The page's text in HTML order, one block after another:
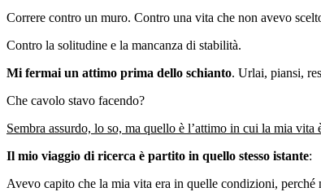
Correre contro un muro. Contro una vita che non avevo
Contro la solitudine e la mancanza di stabilità.
Mi fermai un attimo prima dello schianto. Urlai, piansi,
Che cavolo stavo facendo?
Sembra assurdo, lo so, ma quello è l’attimo in cui la mia vita
Il mio viaggio di ricerca è partito in quello stesso istante:
Avevo capito che la mia vita era in quelle condizioni, perché